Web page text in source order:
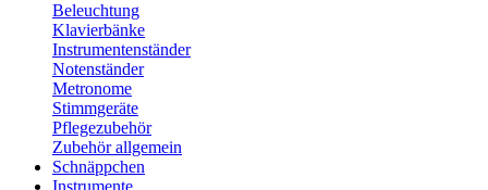
Beleuchtung
Klavierbänke
Instrumentenständer
Notenständer
Metronome
Stimmgeräte
Pflegezubehör
Zubehör allgemein
Schnäppchen
Instrumente